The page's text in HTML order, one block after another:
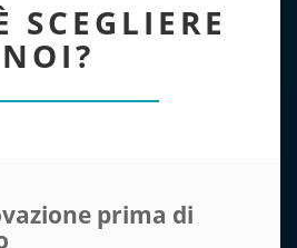
SCEGLIERE
NOI?
prima di